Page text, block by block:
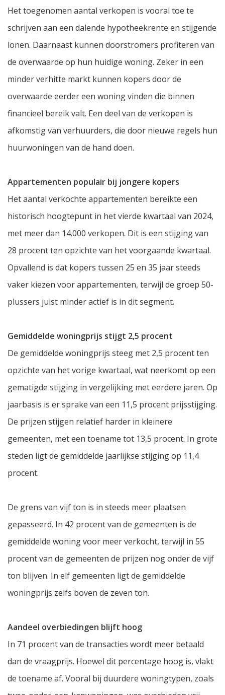
Het toegenomen aantal verkopen is vooral toe te
schrijven aan een dalende hypotheekrente en stijgende
lonen. Daarnaast kunnen doorstromers profiteren van
de overwaarde op hun huidige woning. Zeker in een
minder verhitte markt kunnen kopers door de
overwaarde eerder een woning vinden die binnen
financieel bereik valt. Een deel van de verkopen is
afkomstig van verhuurders, die door nieuwe regels hun
huurwoningen van de hand doen.
Appartementen populair bij jongere kopers
Het aantal verkochte appartementen bereikte een
historisch hoogtepunt in het vierde kwartaal van 2024,
met meer dan 14.000 verkopen. Dit is een stijging van
28 procent ten opzichte van het voorgaande kwartaal.
Opvallend is dat kopers tussen 25 en 35 jaar steeds
vaker kiezen voor appartementen, terwijl de groep 50-
plussers juist minder actief is in dit segment.
Gemiddelde woningprijs stijgt 2,5 procent
De gemiddelde woningprijs steeg met 2,5 procent ten
opzichte van het vorige kwartaal, wat neerkomt op een
gematigde stijging in vergelijking met eerdere jaren. Op
jaarbasis is er sprake van een 11,5 procent prijsstijging.
De prijzen stijgen relatief harder in kleinere
gemeenten, met een toename tot 13,5 procent. In grote
steden ligt de gemiddelde jaarlijkse stijging op 11,4
procent.
De grens van vijf ton is in steeds meer plaatsen
gepasseerd. In 42 procent van de gemeenten is de
gemiddelde woning voor meer verkocht, terwijl in 55
procent van de gemeenten de prijzen nog onder de vijf
ton blijven. In elf gemeenten ligt de gemiddelde
woningprijs zelfs boven de zeven ton.
Aandeel overbiedingen blijft hoog
In 71 procent van de transacties wordt meer betaald
dan de vraagprijs. Hoewel dit percentage hoog is, vlakt
de toename af. Vooral bij duurdere woningtypen, zoals